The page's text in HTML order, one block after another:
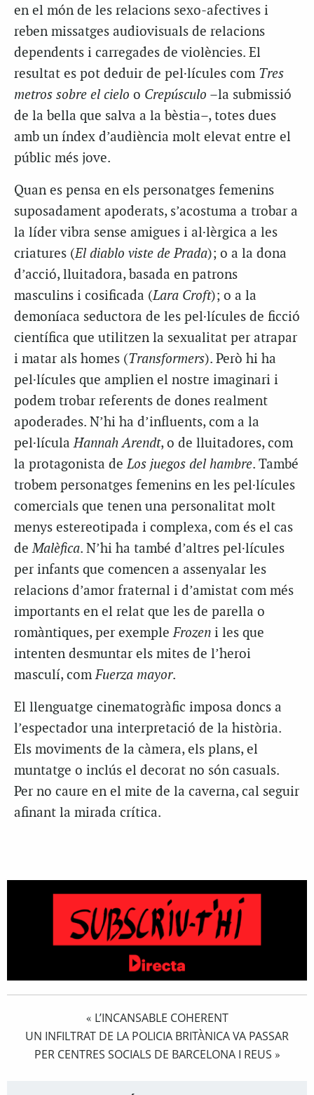
en el món de les relacions sexo-afectives i
reben missatges audiovisuals de relacions
dependents i carregades de violències. El
resultat es pot deduir de pel·lícules com Tres
metros sobre el cielo o Crepúsculo –la submissió
de la bella que salva a la bèstia–, totes dues
amb un índex d’audiència molt elevat entre el
públic més jove.
Quan es pensa en els personatges femenins
suposadament apoderats, s’acostuma a trobar a
la líder vibra sense amigues i al·lèrgica a les
criatures (El diablo viste de Prada); o a la dona
d’acció, lluitadora, basada en patrons
masculins i cosificada (Lara Croft); o a la
demoníaca seductora de les pel·lícules de ficció
científica que utilitzen la sexualitat per atrapar
i matar als homes (Transformers). Però hi ha
pel·lícules que amplien el nostre imaginari i
podem trobar referents de dones realment
apoderades. N’hi ha d’influents, com a la
pel·lículaHannah Arendt, o de lluitadores, com
la protagonista deLos juegos del hambre. També
trobem personatges femenins en les pel·lícules
comercials que tenen una personalitat molt
menys estereotipada i complexa, com és el cas
deMalèfica. N’hi ha també d’altres pel·lícules
per infants que comencen a assenyalar les
relacions d’amor fraternal i d’amistat com més
importants en el relat que les de parella o
romàntiques, per exempleFrozen i les que
intenten desmuntar els mites de l’heroi
masculí, comFuerza mayor.
El llenguatge cinematogràfic imposa doncs a
l’espectador una interpretació de la història.
Els moviments de la càmera, els plans, el
muntatge o inclús el decorat no són casuals.
Per no caure en el mite de la caverna, cal seguir
afinant la mirada crítica.
« L’INCANSABLE COHERENT
UN INFILTRAT DE LA POLICIA BRITÀNICA VA PASSAR
PER CENTRES SOCIALS DE BARCELONA I REUS »